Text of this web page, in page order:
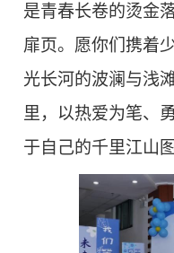
是青春长卷的烫金
扉页。愿你们携着
光长河的波澜与浅
里，以热爱为笔、
于自己的千里江山图